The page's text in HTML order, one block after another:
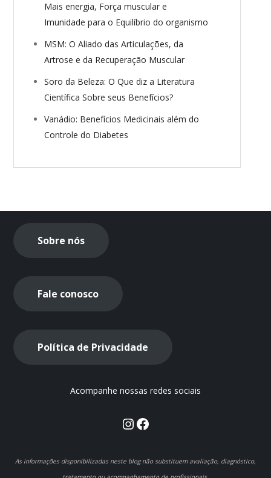
Mais energia, Força muscular e
Imunidade para o Equilíbrio do organismo
MSM: O Aliado das Articulações, da
Artrose e da Recuperação Muscular
Soro da Beleza: O Que diz a Literatura
Científica Sobre seus Benefícios?
Vanádio: Benefícios Medicinais além do
Controle do Diabetes
Sobre nós
Fale conosco
Política de Privacidade
Acompanhe nossas redes sociais
Instagram
Facebook
As informações disponibilizadas neste blog não substituem avaliação, diagnóstico,